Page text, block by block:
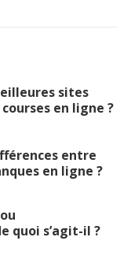
sites
en ligne ?
entre
en ligne ?
quoi s’agit-il ?